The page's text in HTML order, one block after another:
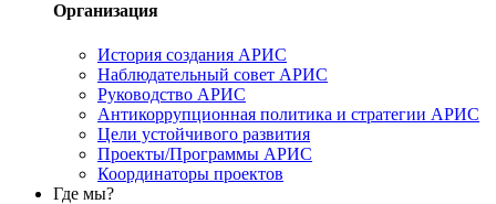
Организация
История создания АРИС
Наблюдательный совет АРИС
Руководство АРИС
Антикоррупционная политика и стратегии АРИС
Цели устойчивого развития
Проекты/Программы АРИС
Координаторы проектов
Где мы?